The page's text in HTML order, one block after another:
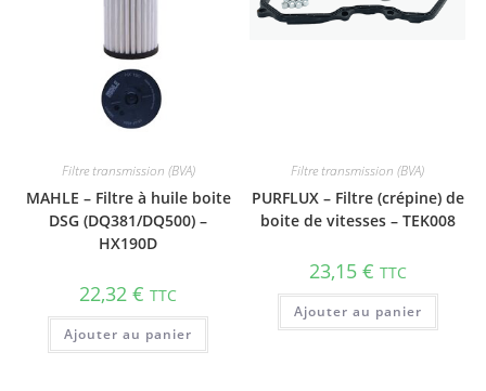
Filtre transmission (BVA)
MAHLE – Filtre à huile boite
DSG (DQ381/DQ500) –
HX190D
22,32€ TTC
Ajouter au panier
Filtre transmission (BVA)
PURFLUX – Filtre (crépine) de
boite de vitesses – TEK008
23,15 € TTC
Ajouter au panier